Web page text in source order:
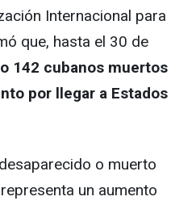
Internacional para
que, hasta el 30 de
142 cubanos muertos
por llegar a Estados
o muerto
un aumento